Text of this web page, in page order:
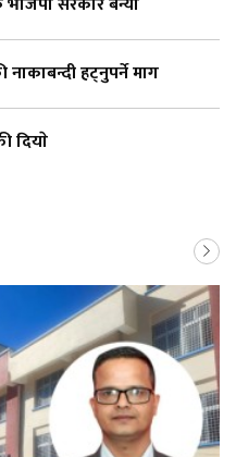
नाकाबन्दी हट्नुपर्ने माग
दियाे